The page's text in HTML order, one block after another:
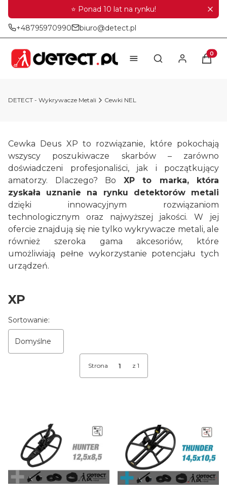
⭐ Ponad 10 lat na rynku!
+48795970990 biuro@detect.pl
Otwórz
DETECT - Wykrywacze Metali Cewki NEL
Cewka Deus XP to rozwiązanie, które pokochają
wszyscy poszukiwacze skarbów – zarówno
doświadczeni profesjonaliści, jak i początkujący
amatorzy. Dlaczego? Bo XP to marka, która
zyskała uznanie na rynku detektorów metali
dzięki innowacyjnym rozwiązaniom
technologicznym oraz najwyższej jakości. W jej
ofercie znajdują się nie tylko wykrywacze metali, ale
również szeroka gama akcesoriów, które
umożliwiają pełne wykorzystanie potencjału tych
urządzeń.
XP
Lista produktów
Sortowanie:
Domyślne
Strona z 1